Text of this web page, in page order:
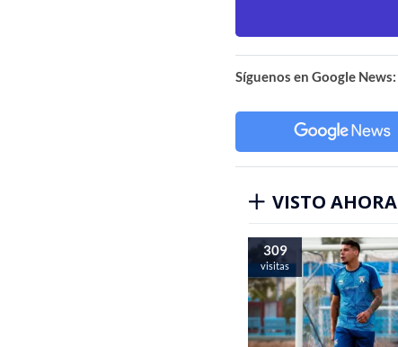
Síguenos en Google News:
VISTO AHORA
309
visitas